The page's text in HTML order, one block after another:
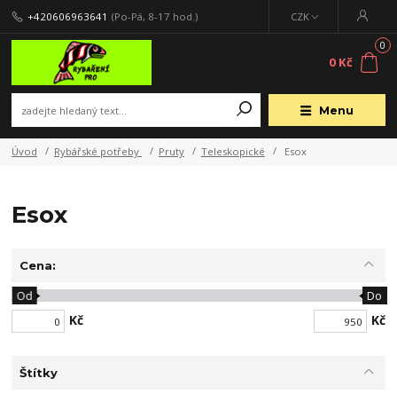
Menu
CZK
+420606963641 (Po-Pá, 8-17 hod.)
0
0 Kč
Úvod Rybářské potřeby Pruty Teleskopické Esox
Esox
Cena:
Kč
Od Do
Kč
Štítky